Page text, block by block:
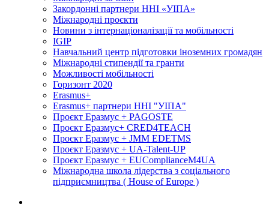
Закордонні партнери ННІ «УІПА»
Міжнародні проєкти
Новини з інтернаціоналізації та мобільності
IGIP
Навчальний центр підготовки іноземних громадян
Міжнародні стипендії та гранти
Можливості мобільності
Горизонт 2020
Erasmus+
Erasmus+ партнери ННІ "УІПА"
Проєкт Еразмус + PAGOSTE
Проєкт Еразмус+ CRED4TEACH
Проєкт Еразмус + JMM EDETMS
Проєкт Еразмус + UA-Talent-UP
Проєкт Еразмус + EUComplianceM4UA
Міжнародна школа лідерства з соціального
підприємництва ( House of Europe )